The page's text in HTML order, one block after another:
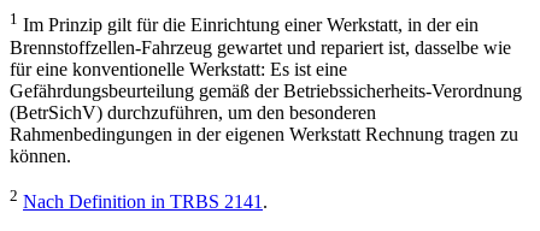
1 Im Prinzip gilt für die Einrichtung einer Werkstatt, in der ein
Brennstoffzellen-Fahrzeug gewartet und repariert ist, dasselbe wie
für eine konventionelle Werkstatt: Es ist eine
Gefährdungsbeurteilung gemäß der Betriebssicherheits-Verordnung
(BetrSichV) durchzuführen, um den besonderen
Rahmenbedingungen in der eigenen Werkstatt Rechnung tragen zu
können.
2 Nach Definition in TRBS 2141 .